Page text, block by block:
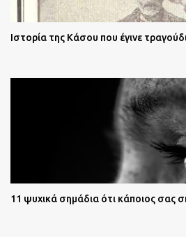
Ιστορία της Κάσου που έγινε
11 ψυχικά σημάδια ότι κάποιος σας